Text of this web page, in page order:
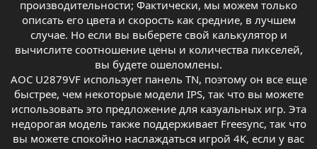
производительности; Фактически, мы можем только
описать его цвета и скорость как средние, в лучшем
случае. Но если вы выберете свой калькулятор и
вычислите соотношение цены и количества пикселей,
вы будете ошеломлены.
AOC U2879VF использует панель TN, поэтому он все еще
быстрее, чем некоторые модели IPS, так что вы можете
использовать это предложение для казуальных игр. Эта
недорогая модель также поддерживает Freesync, так что
вы можете спокойно наслаждаться игрой 4K, если у вас